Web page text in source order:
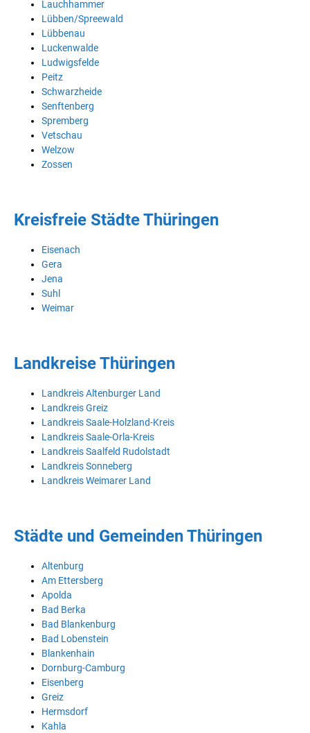
Lauchhammer
Lübben/Spreewald
Lübbenau
Luckenwalde
Ludwigsfelde
Peitz
Schwarzheide
Senftenberg
Spremberg
Vetschau
Welzow
Zossen
Kreisfreie Städte Thüringen
Eisenach
Gera
Jena
Suhl
Weimar
Landkreise Thüringen
Landkreis Altenburger Land
Landkreis Greiz
Landkreis Saale-Holzland-Kreis
Landkreis Saale-Orla-Kreis
Landkreis Saalfeld Rudolstadt
Landkreis Sonneberg
Landkreis Weimarer Land
Städte und Gemeinden Thüringen
Altenburg
Am Ettersberg
Apolda
Bad Berka
Bad Blankenburg
Bad Lobenstein
Blankenhain
Dornburg-Camburg
Eisenberg
Greiz
Hermsdorf
Kahla